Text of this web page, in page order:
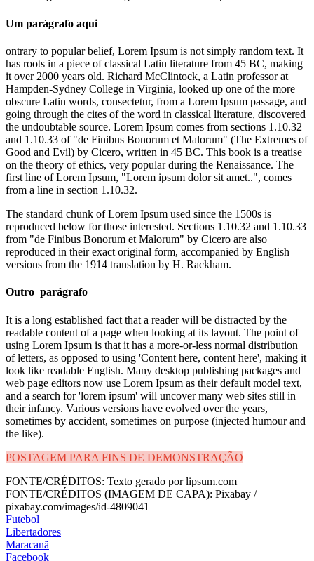
Um parágrafo aqui
ontrary to popular belief, Lorem Ipsum is not simply random text. It
has roots in a piece of classical Latin literature from 45 BC, making
it over 2000 years old. Richard McClintock, a Latin professor at
Hampden-Sydney College in Virginia, looked up one of the more
obscure Latin words, consectetur, from a Lorem Ipsum passage, and
going through the cites of the word in classical literature, discovered
the undoubtable source. Lorem Ipsum comes from sections 1.10.32
and 1.10.33 of "de Finibus Bonorum et Malorum" (The Extremes of
Good and Evil) by Cicero, written in 45 BC. This book is a treatise
on the theory of ethics, very popular during the Renaissance. The
first line of Lorem Ipsum, "Lorem ipsum dolor sit amet..", comes
from a line in section 1.10.32.
The standard chunk of Lorem Ipsum used since the 1500s is
reproduced below for those interested. Sections 1.10.32 and 1.10.33
from "de Finibus Bonorum et Malorum" by Cicero are also
reproduced in their exact original form, accompanied by English
versions from the 1914 translation by H. Rackham.
Outro parágrafo
It is a long established fact that a reader will be distracted by the
readable content of a page when looking at its layout. The point of
using Lorem Ipsum is that it has a more-or-less normal distribution
of letters, as opposed to using 'Content here, content here', making it
look like readable English. Many desktop publishing packages and
web page editors now use Lorem Ipsum as their default model text,
and a search for 'lorem ipsum' will uncover many web sites still in
their infancy. Various versions have evolved over the years,
sometimes by accident, sometimes on purpose (injected humour and
the like).
POSTAGEM PARA FINS DE DEMONSTRAÇÃO
FONTE/CRÉDITOS: Texto gerado por lipsum.com
FONTE/CRÉDITOS (IMAGEM DE CAPA): Pixabay /
pixabay.com/images/id-4809041
Futebol
Libertadores
Maracanã
Facebook